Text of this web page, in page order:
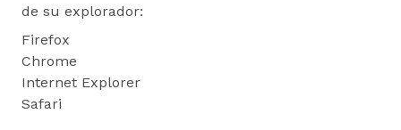
de su explorador:
Firefox
Chrome
Internet Explorer
Safari